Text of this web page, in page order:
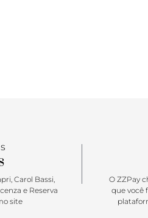
Carol Bassi,
e Reserva
site
O ZZPay
que você